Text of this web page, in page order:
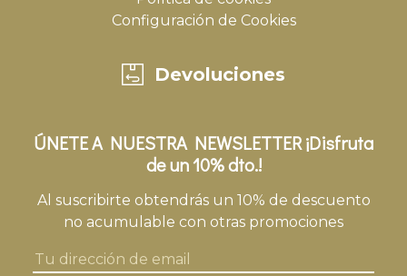
Configuración de Cookies
Devoluciones
ÚNETE A NUESTRA NEWSLETTER ¡Disfruta
de un 10% dto.!
Al suscribirte obtendrás un 10% de descuento
no acumulable con otras promociones